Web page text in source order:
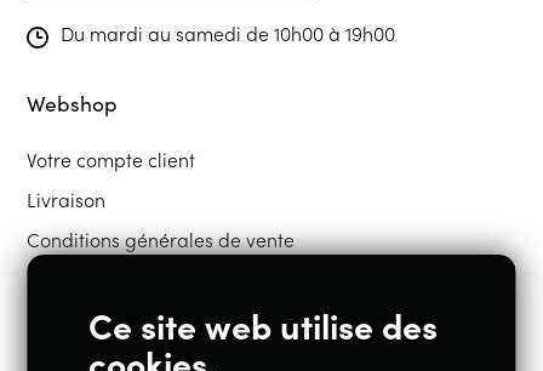
Du mardi au samedi de 10h00 à 19h00
Webshop
Votre compte client
Livraison
Conditions générales de vente
Restons en contact
Ce site web utilise des